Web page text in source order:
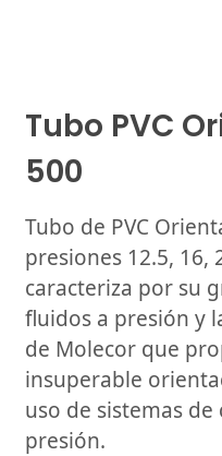
Tubo PVC
500
Tubo de PVC
presiones 12.5, 16,
caracteriza por su
fluidos a presión y
de Molecor que
insuperable
uso de sistemas
presión.